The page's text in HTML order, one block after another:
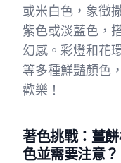
或米白色，象徵
紫色或淡藍色，
幻感。彩燈和花
等多種鮮豔顏色
歡樂！
著色挑戰：薑
色並需要注意？